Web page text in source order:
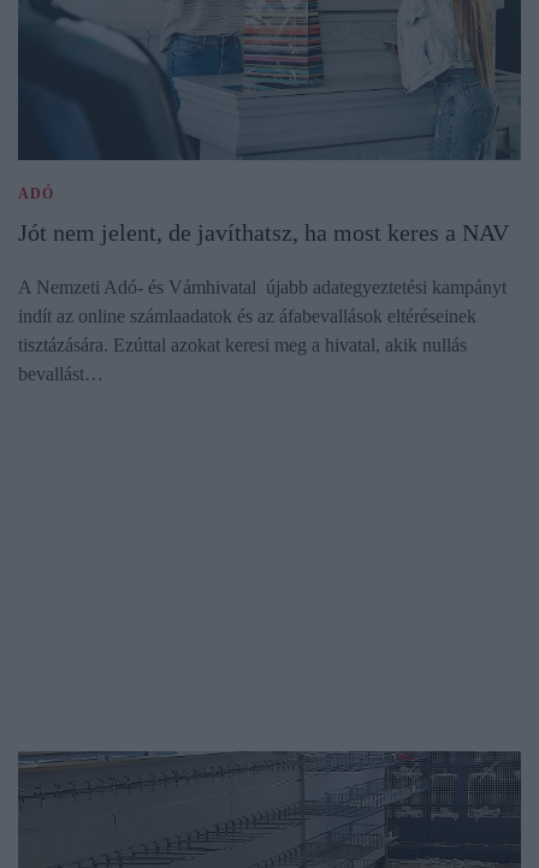
ADÓ
Jót nem jelent, de javíthatsz, ha most keres a NAV
A Nemzeti Adó- és Vámhivatal újabb adategyeztetési kampányt
indít az online számlaadatok és az áfabevallások eltéréseinek
tisztázására. Ezúttal azokat keresi meg a hivatal, akik nullás
bevallást…